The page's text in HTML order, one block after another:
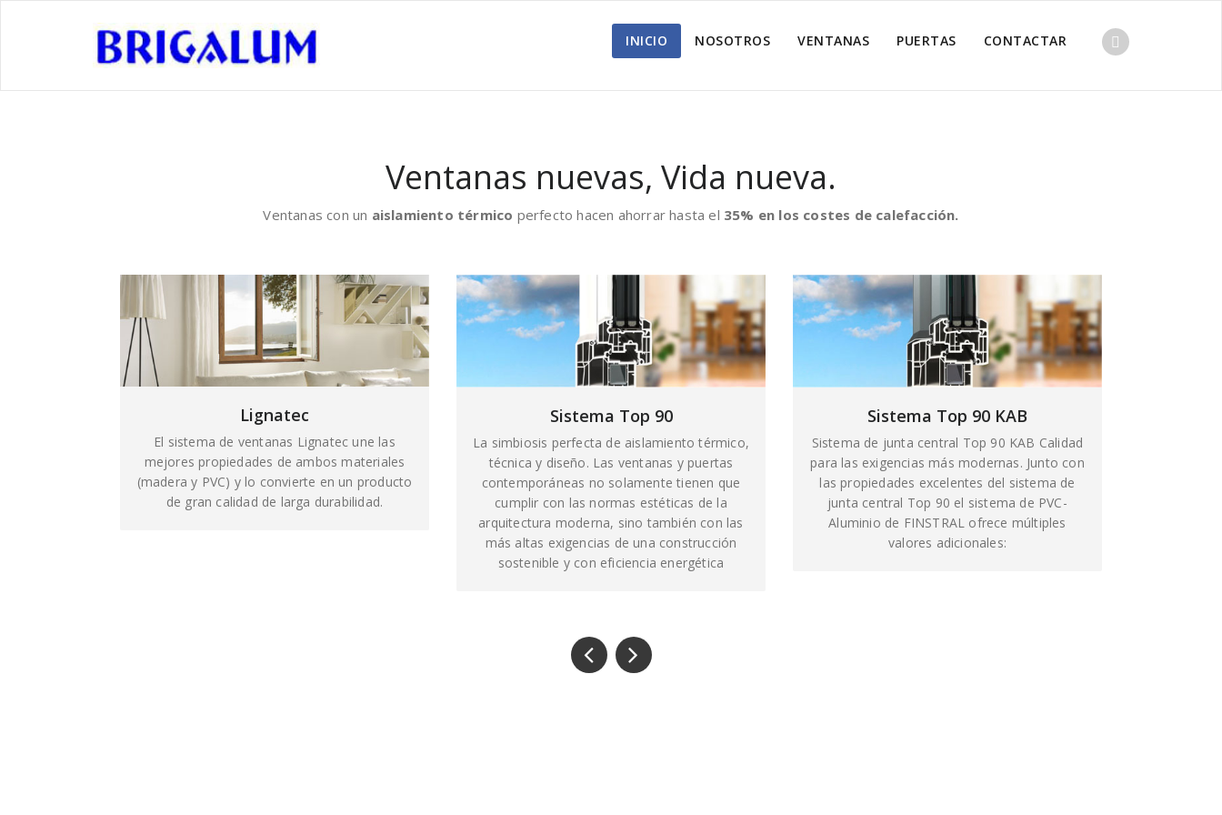
INICIO NOSOTROS VENTANAS PUERTAS CONTACTAR
Ventanas nuevas, Vida nueva.
Ventanas con un aislamiento térmico perfecto hacen ahorrar hasta el 35% en los costes de calefacción.
Lignatec
El sistema de ventanas Lignatec une las
mejores propiedades de ambos materiales
(madera y PVC) y lo convierte en un producto
de gran calidad de larga durabilidad.
Sistema Top 90
La simbiosis perfecta de aislamiento térmico,
técnica y diseño. Las ventanas y puertas
contemporáneas no solamente tienen que
cumplir con las normas estéticas de la
arquitectura moderna, sino también con las
más altas exigencias de una construcción
sostenible y con eficiencia energética
Sistema Top 90 KAB
Sistema de junta central Top 90 KAB Calidad
para las exigencias más modernas. Junto con
las propiedades excelentes del sistema de
junta central Top 90 el sistema de PVC-
Aluminio de FINSTRAL ofrece múltiples
valores adicionales: